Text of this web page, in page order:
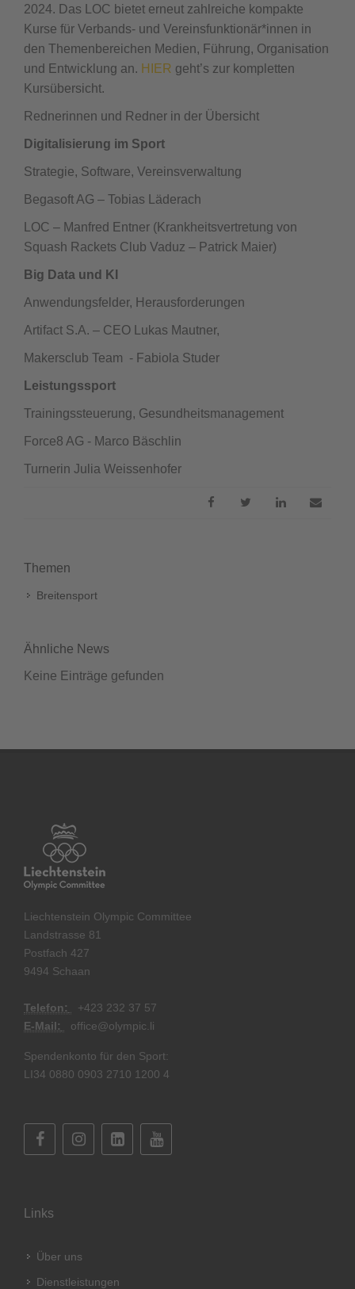
2024. Das LOC bietet erneut zahlreiche kompakte
Kurse für Verbands- und Vereinsfunktionär*innen in
den Themenbereichen Medien, Führung, Organisation
und Entwicklung an. HIER geht’s zur kompletten
Kursübersicht.
Rednerinnen und Redner in der Übersicht
Digitalisierung im Sport
Strategie, Software, Vereinsverwaltung
Begasoft AG – Tobias Läderach
LOC – Manfred Entner (Krankheitsvertretung von
Squash Rackets Club Vaduz – Patrick Maier)
Big Data und KI
Anwendungsfelder, Herausforderungen
Artifact S.A. – CEO Lukas Mautner,
Makersclub Team - Fabiola Studer
Leistungssport
Trainingssteuerung, Gesundheitsmanagement
Force8 AG - Marco Bäschlin
Turnerin Julia Weissenhofer
Themen
Breitensport
Ähnliche News
Keine Einträge gefunden
Liechtenstein Olympic Committee
Landstrasse 81
Postfach 427
9494 Schaan
Telefon: +423 232 37 57
E-Mail:
office@olympic.li
Spendenkonto für den Sport:
LI34 0880 0903 2710 1200 4
Links
Über uns
Dienstleistungen